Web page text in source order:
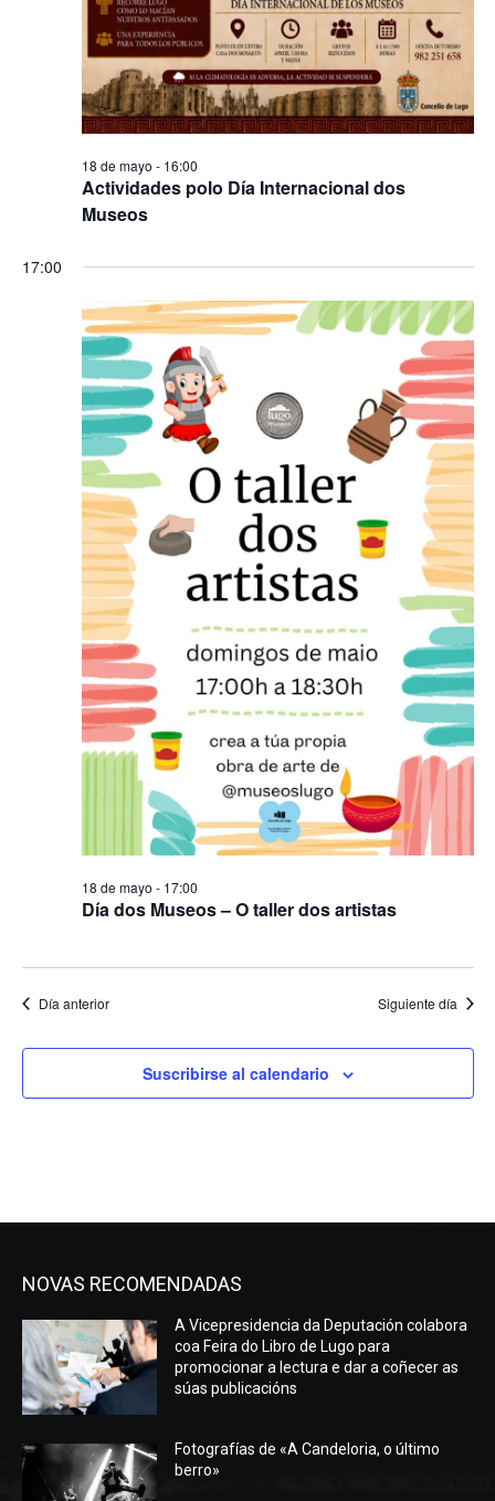
Actividades polo Día Internacional dos
Museos
18 de mayo - 16:00
17:00
Día dos Museos – O taller dos artistas
18 de mayo - 17:00
Día anterior Siguiente día
Suscribirse al calendario
NOVAS RECOMENDADAS
A Vicepresidencia da Deputación colabora
coa Feira do Libro de Lugo para
promocionar a lectura e dar a coñecer as
súas publicacións
Fotografías de «A Candeloria, o último
berro»